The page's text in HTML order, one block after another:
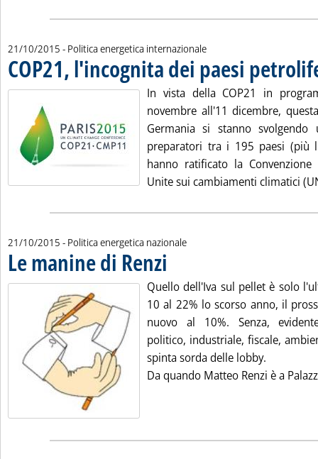
21/10/2015 - Politica energetica internazionale
COP21, l'incognita dei paesi
In vista della COP21 in
novembre all'11 dicembre,
Germania si stanno
preparatori tra i 195 paesi (più
hanno ratificato la
Unite sui cambiamenti climatici
21/10/2015 - Politica energetica nazionale
Le manine di Renzi
Quello dell'Iva sul pellet è solo
10 al 22% lo scorso anno, il
nuovo al 10%. Senza,
politico, industriale, fiscale,
spinta sorda delle lobby.
Da quando Matteo Renzi è a